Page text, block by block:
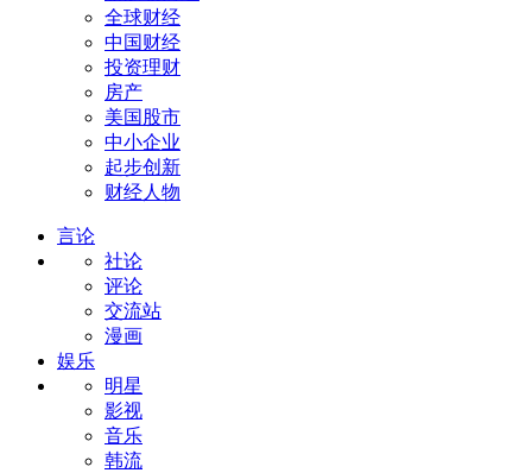
全球财经
中国财经
投资理财
房产
美国股市
中小企业
起步创新
财经人物
言论
社论
评论
交流站
漫画
娱乐
明星
影视
音乐
韩流